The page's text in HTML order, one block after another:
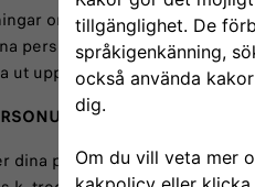
om misstänkt brottslighet
personuppgifter delas med
ut uppgifter om
UTANFÖR EU/
dina personuppgifter att